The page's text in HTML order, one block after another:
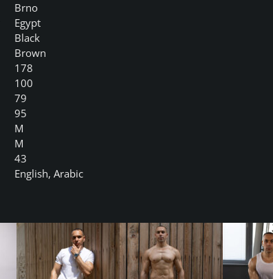
Brno
Egypt
Black
Brown
178
100
79
95
M
M
43
English, Arabic